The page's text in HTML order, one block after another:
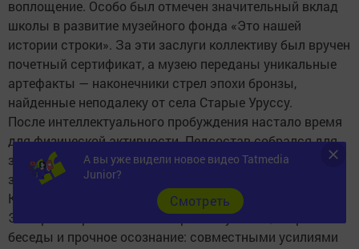
воплощение. Особо был отмечен значительный вклад
школы в развитие музейного фонда «Это нашей
истории строки». За эти заслуги коллективу был вручен
почетный сертификат, а музею переданы уникальные
артефакты — наконечники стрел эпохи бронзы,
найденные неподалеку от села Старые Уруссу.
После интеллектуального пробуждения настало время
для физической активности. Педсостав собрался для
захватывающей бадминтонной баталии, а затем
зарядился позитивом на серии спортивных эстафет.
Кульминацией дня стало теплое, душевное чаепитие.
Это время пронизывали искренние улыбки, открытые
беседы и прочное осознание: совместными усилиями
А вы уже видели новое видео Tatmedia
Junior?
Cмотреть